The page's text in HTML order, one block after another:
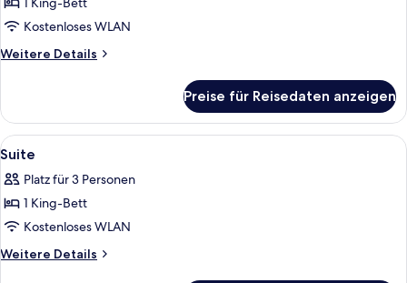
Kostenloses WLAN
Weitere Details
Weitere
Preise für Reisedaten anzeigen
Alle
Fotos
für
Suite
anzeigen
Ein ordentlich bezogenes Bett mit
6
Suite
Platz für 3 Personen
1 King-Bett
Kostenloses WLAN
Weitere Details
Weitere